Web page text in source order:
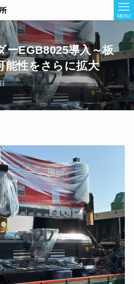
MENU
ーEGB8025導入～板
能性をさらに拡大